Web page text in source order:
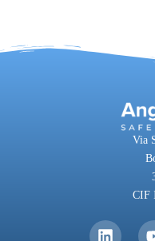
Via
CIF